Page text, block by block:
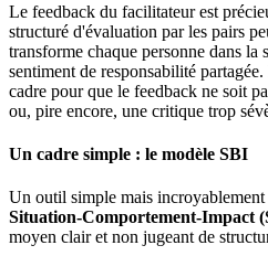
Le feedback du facilitateur est
structuré d'évaluation par les pairs
transforme chaque personne dans la
sentiment de responsabilité
cadre pour que le feedback ne soit
ou, pire encore, une critique trop
Un cadre simple : le modèle SBI
Un outil simple mais
Situation-Comportement-Impact
moyen clair et non jugeant de